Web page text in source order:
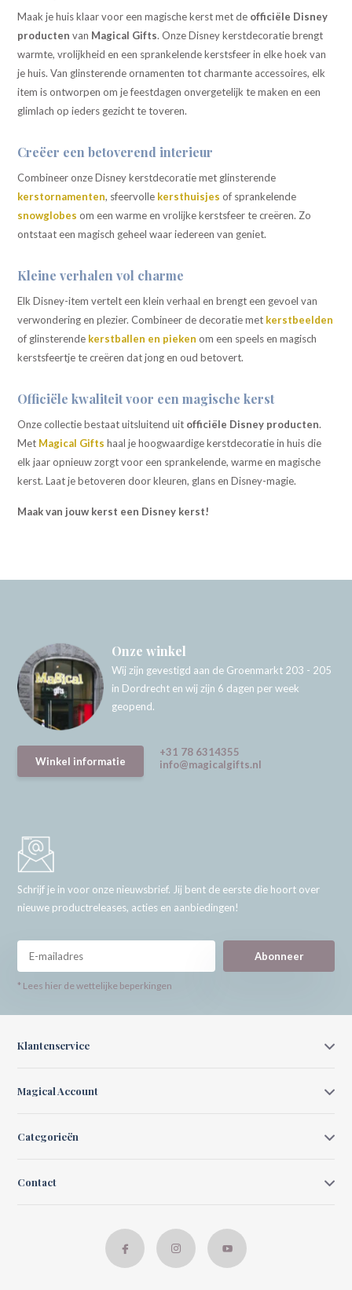
Maak je huis klaar voor een magische kerst met de officiële Disney
producten van Magical Gifts. Onze Disney kerstdecoratie brengt
warmte, vrolijkheid en een sprankelende kerstsfeer in elke hoek van
je huis. Van glinsterende ornamenten tot charmante accessoires, elk
item is ontworpen om je feestdagen onvergetelijk te maken en een
glimlach op ieders gezicht te toveren.
Creëer een betoverend interieur
Combineer onze Disney kerstdecoratie met glinsterende
kerstornamenten, sfeervolle kersthuisjes of sprankelende
snowglobes om een warme en vrolijke kerstsfeer te creëren. Zo
ontstaat een magisch geheel waar iedereen van geniet.
Kleine verhalen vol charme
Elk Disney-item vertelt een klein verhaal en brengt een gevoel van
verwondering en plezier. Combineer de decoratie met kerstbeelden
of glinsterende kerstballen en pieken om een speels en magisch
kerstsfeertje te creëren dat jong en oud betovert.
Officiële kwaliteit voor een magische kerst
Onze collectie bestaat uitsluitend uit officiële Disney producten.
Met Magical Gifts haal je hoogwaardige kerstdecoratie in huis die
elk jaar opnieuw zorgt voor een sprankelende, warme en magische
kerst. Laat je betoveren door kleuren, glans en Disney-magie.
Maak van jouw kerst een Disney kerst!
Onze winkel
Wij zijn gevestigd aan de Groenmarkt 203 - 205
in Dordrecht en wij zijn 6 dagen per week
geopend.
Winkel informatie
+31 78 6314355
info@magicalgifts.nl
Schrijf je in voor onze nieuwsbrief. Jij bent de eerste die hoort over
nieuwe productreleases, acties en aanbiedingen!
Abonneer
* Lees hier de wettelijke beperkingen
Klantenservice
Magical Account
Categorieën
Contact